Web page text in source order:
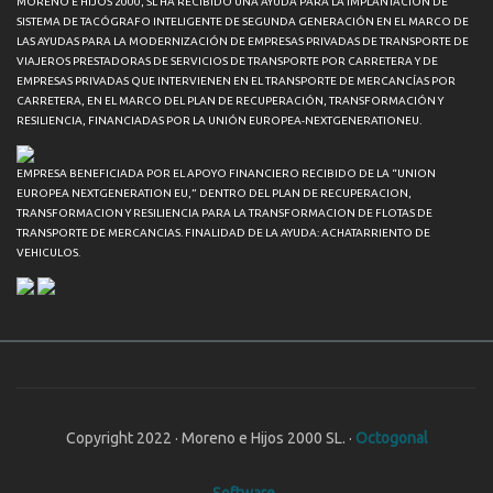
SISTEMA DE TACÓGRAFO INTELIGENTE DE SEGUNDA GENERACIÓN EN EL MARCO DE
LAS AYUDAS PARA LA MODERNIZACIÓN DE EMPRESAS PRIVADAS DE TRANSPORTE DE
VIAJEROS PRESTADORAS DE SERVICIOS DE TRANSPORTE POR CARRETERA Y DE
EMPRESAS PRIVADAS QUE INTERVIENEN EN EL TRANSPORTE DE MERCANCÍAS POR
CARRETERA, EN EL MARCO DEL PLAN DE RECUPERACIÓN, TRANSFORMACIÓN Y
RESILIENCIA, FINANCIADAS POR LA UNIÓN EUROPEA-NEXTGENERATIONEU.
EMPRESA BENEFICIADA POR EL APOYO FINANCIERO RECIBIDO DE LA “UNION
EUROPEA NEXTGENERATION EU,” DENTRO DEL PLAN DE RECUPERACION,
TRANSFORMACION Y RESILIENCIA PARA LA TRANSFORMACION DE FLOTAS DE
TRANSPORTE DE MERCANCIAS. FINALIDAD DE LA AYUDA: ACHATARRIENTO DE
VEHICULOS.
Copyright 2022 · Moreno e Hijos 2000 SL. · Octogonal